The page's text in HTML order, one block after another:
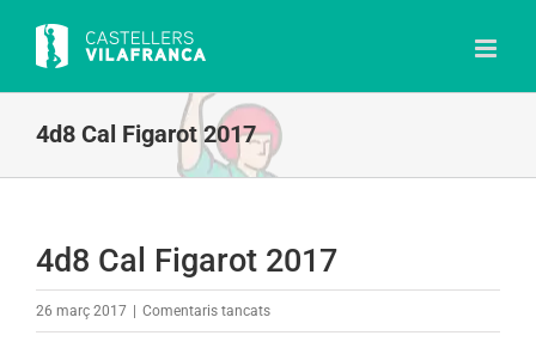
content
4d8 Cal Figarot 2017
4d8 Cal Figarot 2017
26 març 2017 Comentaris tancatsa